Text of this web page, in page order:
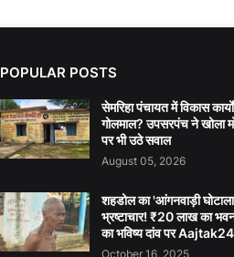
POPULAR POSTS
सेमरिहा पंचायत में विकास
गोलमाल? उपसरपंच ने खोला
पर भी उठे सवाल
August 05, 2026
शहडोल का 'आंगनवाड़ी
भ्रष्टाचार! ₹20 लाख का
का भविष्य दांव पर
October 16, 2025